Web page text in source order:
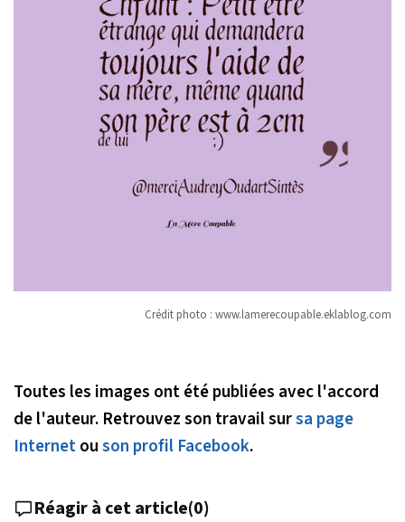
Crédit photo : www.lamerecoupable.eklablog.com
Toutes les images ont été publiées avec l'accord
de l'auteur. Retrouvez son travail sursa page
Internetouson profil Facebook.
Réagir à cet article(0)